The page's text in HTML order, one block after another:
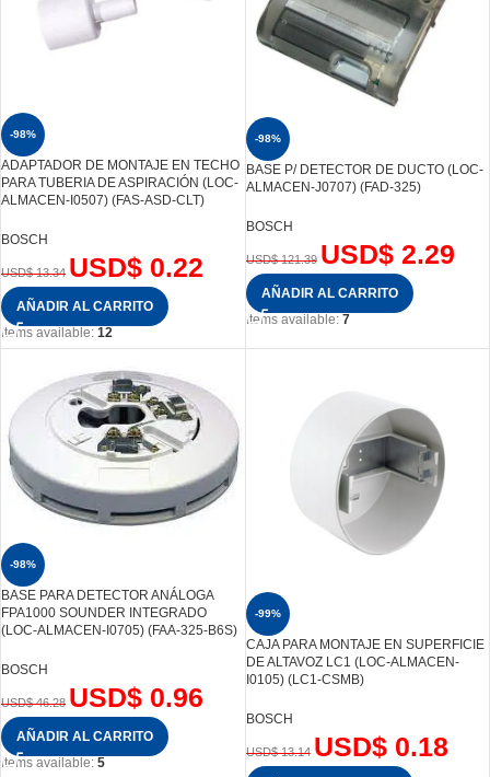
-98%
ADAPTADOR DE MONTAJE EN TECHO
PARA TUBERIA DE ASPIRACIÓN (LOC-
ALMACEN-I0507) (FAS-ASD-CLT)
BOSCH
USD$13.34 USD$ 0.22
AÑADIR AL CARRITO
Items available: 12
-98%
BASE P/ DETECTOR DE DUCTO (LOC-
ALMACEN-J0707) (FAD-325)
BOSCH
USD$121.39 USD$2.29
AÑADIR AL CARRITO
Items available: 7
-98%
BASE PARA DETECTOR ANÁLOGA
FPA1000 SOUNDER INTEGRADO
(LOC-ALMACEN-I0705) (FAA-325-B6S)
BOSCH
USD$46.28 USD$ 0.96
AÑADIR AL CARRITO
Items available: 5
-99%
CAJA PARA MONTAJE EN SUPERFICIE
DE ALTAVOZ LC1 (LOC-ALMACEN-
I0105) (LC1-CSMB)
BOSCH
USD$13.14 USD$0.18